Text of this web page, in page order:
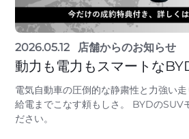
2026.05.12 店舗からのお知らせ
動力も電力もスマートな
電気自動車の圧倒的な静粛性と力強い
給電までこなす頼もしさ。 BYDのSUV
ださい。